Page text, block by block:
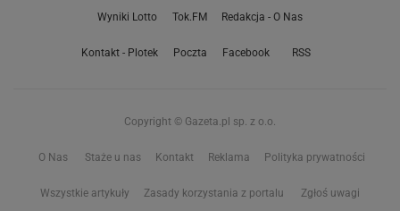
Wyniki Lotto Tok.FM Redakcja - O Nas
Kontakt - Plotek Poczta Facebook RSS
Copyright © Gazeta.pl sp. z o.o.
O Nas Staże u nas Kontakt Reklama Polityka prywatności
Wszystkie artykuły Zasady korzystania z portalu Zgłoś uwagi